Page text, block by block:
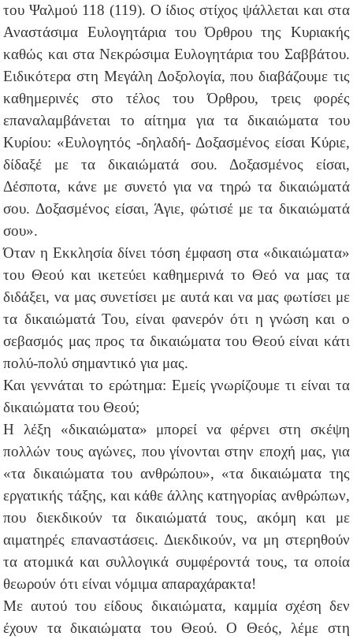
του Ψαλμού 118 (119). Ο ίδιος στίχος ψάλλεται και στα
Αναστάσιμα Ευλογητάρια του Όρθρου της Κυριακής
καθώς και στα Νεκρώσιμα Ευλογητάρια του Σαββάτου.
Ειδικότερα στη Μεγάλη Δοξολογία, που διαβάζουμε τις
καθημερινές στο τέλος του Όρθρου, τρεις φορές
επαναλαμβάνεται το αίτημα για τα δικαιώματα του
Κυρίου: «Ευλογητός -δηλαδή- Δοξασμένος είσαι Κύριε,
δίδαξέ με τα δικαιώματά σου. Δοξασμένος είσαι,
Δέσποτα, κάνε με συνετό για να τηρώ τα δικαιώματά
σου. Δοξασμένος είσαι, Άγιε, φώτισέ με τα δικαιώματά
σου».
Όταν η Εκκλησία δίνει τόση έμφαση στα «δικαιώματα»
του Θεού και ικετεύει καθημερινά το Θεό να μας τα
διδάξει, να μας συνετίσει με αυτά και να μας φωτίσει με
τα δικαιώματά Του, είναι φανερόν ότι η γνώση και ο
σεβασμός μας προς τα δικαιώματα του Θεού είναι κάτι
πολύ-πολύ σημαντικό για μας.
Και γεννάται το ερώτημα: Εμείς γνωρίζουμε τι είναι τα
δικαιώματα του Θεού;
Η λέξη «δικαιώματα» μπορεί να φέρνει στη σκέψη
πολλών τους αγώνες, που γίνονται στην εποχή μας, για
«τα δικαιώματα του ανθρώπου», «τα δικαιώματα της
εργατικής τάξης, και κάθε άλλης κατηγορίας ανθρώπων,
που διεκδικούν τα δικαιώματά τους, ακόμη και με
αιματηρές επαναστάσεις. Διεκδικούν, να μη στερηθούν
τα ατομικά και συλλογικά συμφέροντά τους, τα οποία
θεωρούν ότι είναι νόμιμα απαραχάρακτα!
Με αυτού του είδους δικαιώματα, καμμία σχέση δεν
έχουν τα δικαιώματα του Θεού. Ο Θεός, λέμε στη